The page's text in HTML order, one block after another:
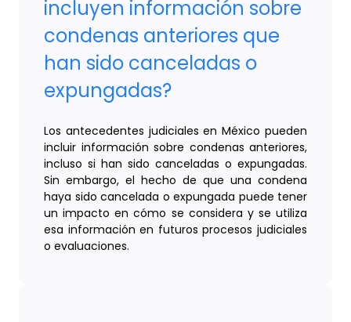
incluyen información sobre
condenas anteriores que
han sido canceladas o
expungadas?
Los antecedentes judiciales en México pueden
incluir información sobre condenas anteriores,
incluso si han sido canceladas o expungadas.
Sin embargo, el hecho de que una condena
haya sido cancelada o expungada puede tener
un impacto en cómo se considera y se utiliza
esa información en futuros procesos judiciales
o evaluaciones.